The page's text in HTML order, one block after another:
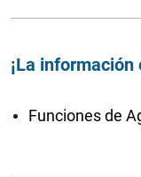
¡La
Funciones de